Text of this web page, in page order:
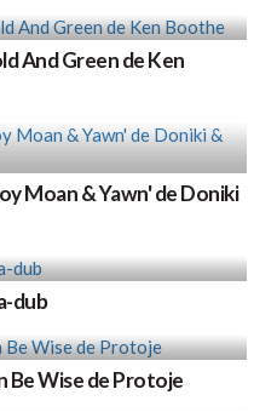
And Green de Ken
Moan & Yawn' de Doniki
dub
Be Wise de Protoje